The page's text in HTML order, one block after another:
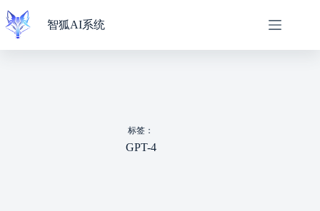
过
容
智狐AI系统
标签：
GPT-4